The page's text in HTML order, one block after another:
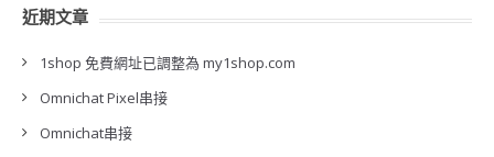
近期文章
1shop 免費網址已調整為 my1shop.com
Omnichat Pixel串接
Omnichat串接